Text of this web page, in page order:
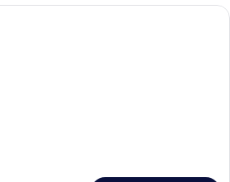
スイート バルコニー | ミニバー、セ